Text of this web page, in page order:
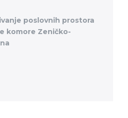
poslovnih prostora
komore Zeničko-